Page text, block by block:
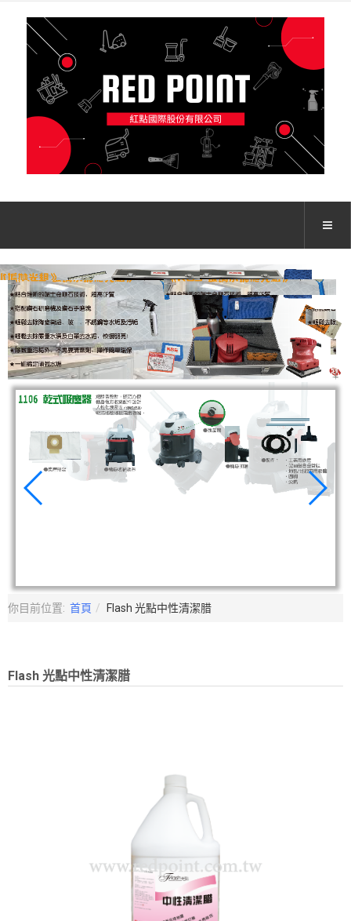
你目前位置: 首頁 Flash 光點中性清潔腊
Flash 光點中性清潔腊